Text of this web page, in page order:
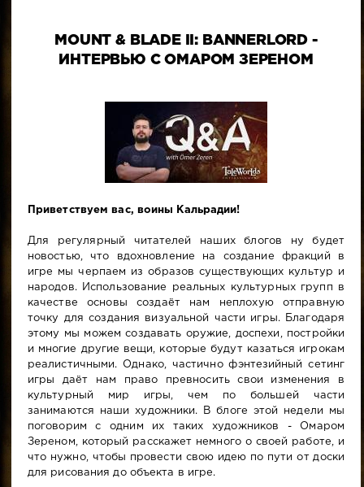
MOUNT & BLADE II: BANNERLORD -
ИНТЕРВЬЮ С ОМАРОМ ЗЕРЕНОМ
Приветствуем вас, воины Кальрадии!
Для регулярный читателей наших блогов ну будет
новостью, что вдохновление на создание фракций в
игре мы черпаем из образов существующих культур и
народов. Использование реальных культурных групп в
качестве основы создаёт нам неплохую отправную
точку для создания визуальной части игры. Благодаря
этому мы можем создавать оружие, доспехи, постройки
и многие другие вещи, которые будут казаться игрокам
реалистичными. Однако, частично фэнтезийный сетинг
игры даёт нам право превносить свои изменения в
культурный мир игры, чем по большей части
занимаются наши художники. В блоге этой недели мы
поговорим с одним их таких художников - Омаром
Зереном, который расскажет немного о своей работе, и
что нужно, чтобы провести свою идею по пути от доски
для рисования до объекта в игре.